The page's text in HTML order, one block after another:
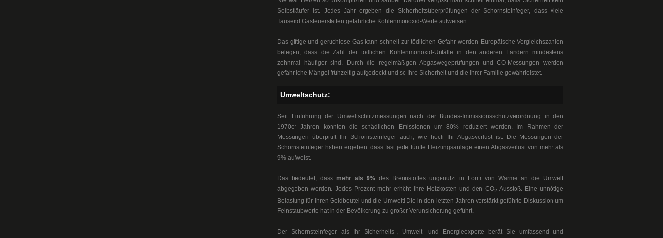
Selbstläufer ist. Jedes Jahr ergeben die Sicherheitsüberprüfungen der Schornsteinfeger, dass viele
Tausend Gasfeuerstätten gefährliche Kohlenmonoxid-Werte aufweisen.
Das giftige und geruchlose Gas kann schnell zur tödlichen Gefahr werden. Europäische Vergleichszahlen
belegen, dass die Zahl der tödlichen Kohlenmonoxid-Unfälle in den anderen Ländern mindestens
zehnmal häufiger sind. Durch die regelmäßigen Abgaswegeprüfungen und CO-Messungen werden
gefährliche Mängel frühzeitig aufgedeckt und so Ihre Sicherheit und die Ihrer Familie gewährleistet.
Umweltschutz:
Seit Einführung der Umweltschutzmessungen nach der Bundes-Immissionsschutzverordnung in den
1970er Jahren konnten die schädlichen Emissionen um 80% reduziert werden. Im Rahmen der
Messungen überprüft Ihr Schornsteinfeger auch, wie hoch Ihr Abgasverlust ist. Die Messungen der
Schornsteinfeger haben ergeben, dass fast jede fünfte Heizungsanlage einen Abgasverlust von mehr als
9% aufweist.
Das bedeutet, dass mehr als 9% des Brennstoffes ungenutzt in Form von Wärme an die Umwelt
abgegeben werden. Jedes Prozent mehr erhöht Ihre Heizkosten und den CO2-Ausstoß. Eine unnötige
Belastung für Ihren Geldbeutel und die Umwelt! Die in den letzten Jahren verstärkt geführte Diskussion um
Feinstaubwerte hat in der Bevölkerung zu großer Verunsicherung geführt.
Der Schornsteinfeger als Ihr Sicherheits-, Umwelt- und Energieexperte berät Sie umfassend und